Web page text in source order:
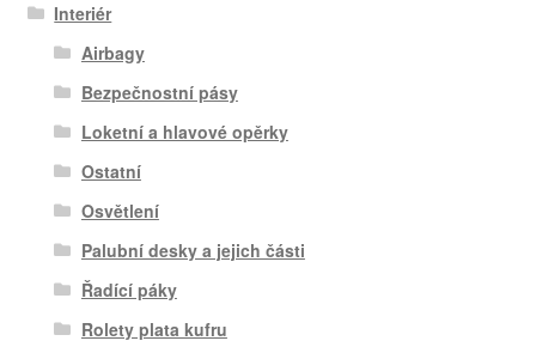
Interiér
Airbagy
Bezpečnostní pásy
Loketní a hlavové opěrky
Ostatní
Osvětlení
Palubní desky a jejich části
Řadící páky
Rolety plata kufru